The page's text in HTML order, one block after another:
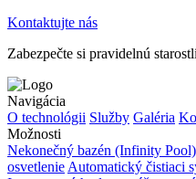
Kontaktujte nás
Zabezpečte si pravidelnú
Navigácia
O technológii Služby Galéria
Možnosti
Nekonečný bazén (Infinity Pool)
osvetlenie Automatický čistiaci